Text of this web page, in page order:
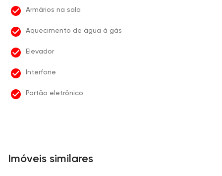
Armários na sala
Aquecimento de água à gás
Elevador
Interfone
Portão eletrônico
Imóveis similares